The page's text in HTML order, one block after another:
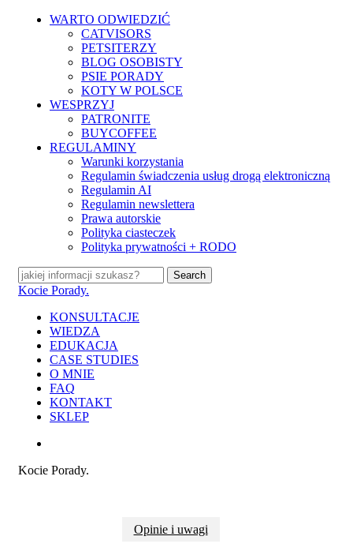
WARTO ODWIEDZIĆ
CATVISORS
PETSITERZY
BLOG OSOBISTY
PSIE PORADY
KOTY W POLSCE
WESPRZYJ
PATRONITE
BUYCOFFEE
REGULAMINY
Warunki korzystania
Regulamin świadczenia usług drogą elektroniczną
Regulamin AI
Regulamin newslettera
Prawa autorskie
Polityka ciasteczek
Polityka prywatności + RODO
Search
Close
Kocie Porady.
search
Menu
KONSULTACJE
WIEDZA
EDUKACJA
CASE STUDIES
O MNIE
FAQ
KONTAKT
SKLEP
Kocie Porady.
Opinie i uwagi